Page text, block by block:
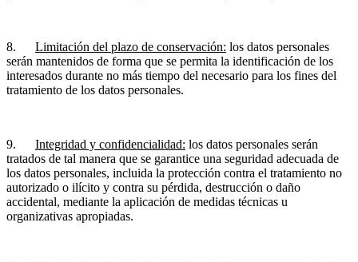
8. Limitación del plazo de conservación: los datos personales
serán mantenidos de forma que se permita la identificación de los
interesados durante no más tiempo del necesario para los fines del
tratamiento de los datos personales.
9. Integridad y confidencialidad: los datos personales serán
tratados de tal manera que se garantice una seguridad adecuada de
los datos personales, incluida la protección contra el tratamiento no
autorizado o ilícito y contra su pérdida, destrucción o daño
accidental, mediante la aplicación de medidas técnicas u
organizativas apropiadas.